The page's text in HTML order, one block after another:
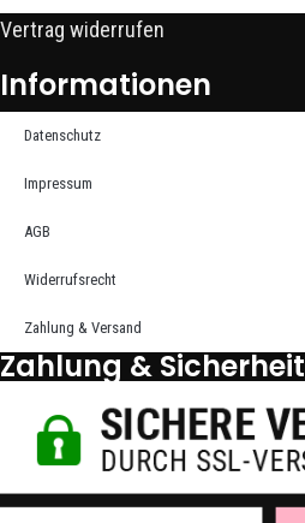
Vertrag widerrufen
Informationen
Datenschutz
Impressum
AGB
Widerrufsrecht
Zahlung & Versand
Zahlung & Sicherheit